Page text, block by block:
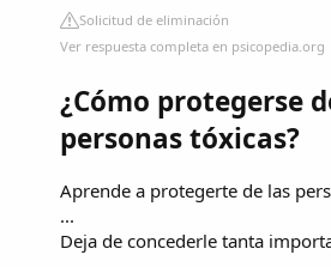
Solicitud de eliminación
Ver respuesta completa en psicopedia.org
¿Cómo protegerse
personas tóxicas?
Aprende a protegerte de las
...
Deja de concederle tanta